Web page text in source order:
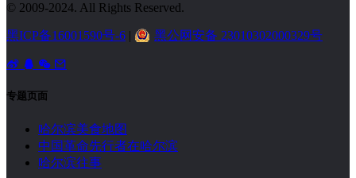
© 2009-2024. All Rights Reserved.
黑ICP备16001590号-6 | 黑公网安备 23010302000329号
专题页面
哈尔滨美食地图
中国革命先行者在哈尔滨
哈尔滨往事